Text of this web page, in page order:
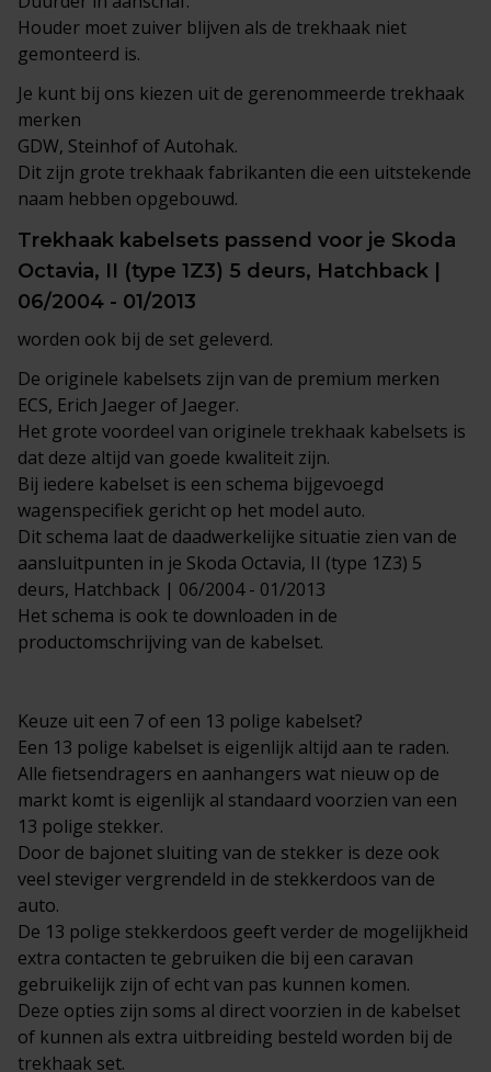
Houder moet zuiver blijven als de trekhaak niet
gemonteerd is.
Je kunt bij ons kiezen uit de gerenommeerde trekhaak
merken
GDW, Steinhof of Autohak.
Dit zijn grote trekhaak fabrikanten die een uitstekende
naam hebben opgebouwd.
Trekhaak kabelsets passend voor je Skoda
Octavia, II (type 1Z3) 5 deurs, Hatchback |
06/2004 - 01/2013
worden ook bij de set geleverd.
De originele kabelsets zijn van de premium merken
ECS, Erich Jaeger of Jaeger.
Het grote voordeel van originele trekhaak kabelsets is
dat deze altijd van goede kwaliteit zijn.
Bij iedere kabelset is een schema bijgevoegd
wagenspecifiek gericht op het model auto.
Dit schema laat de daadwerkelijke situatie zien van de
aansluitpunten in je Skoda Octavia, II (type 1Z3) 5
deurs, Hatchback | 06/2004 - 01/2013
Het schema is ook te downloaden in de
productomschrijving van de kabelset.
Keuze uit een 7 of een 13 polige kabelset?
Een 13 polige kabelset is eigenlijk altijd aan te raden.
Alle fietsendragers en aanhangers wat nieuw op de
markt komt is eigenlijk al standaard voorzien van een
13 polige stekker.
Door de bajonet sluiting van de stekker is deze ook
veel steviger vergrendeld in de stekkerdoos van de
auto.
De 13 polige stekkerdoos geeft verder de mogelijkheid
extra contacten te gebruiken die bij een caravan
gebruikelijk zijn of echt van pas kunnen komen.
Deze opties zijn soms al direct voorzien in de kabelset
of kunnen als extra uitbreiding besteld worden bij de
trekhaak set.